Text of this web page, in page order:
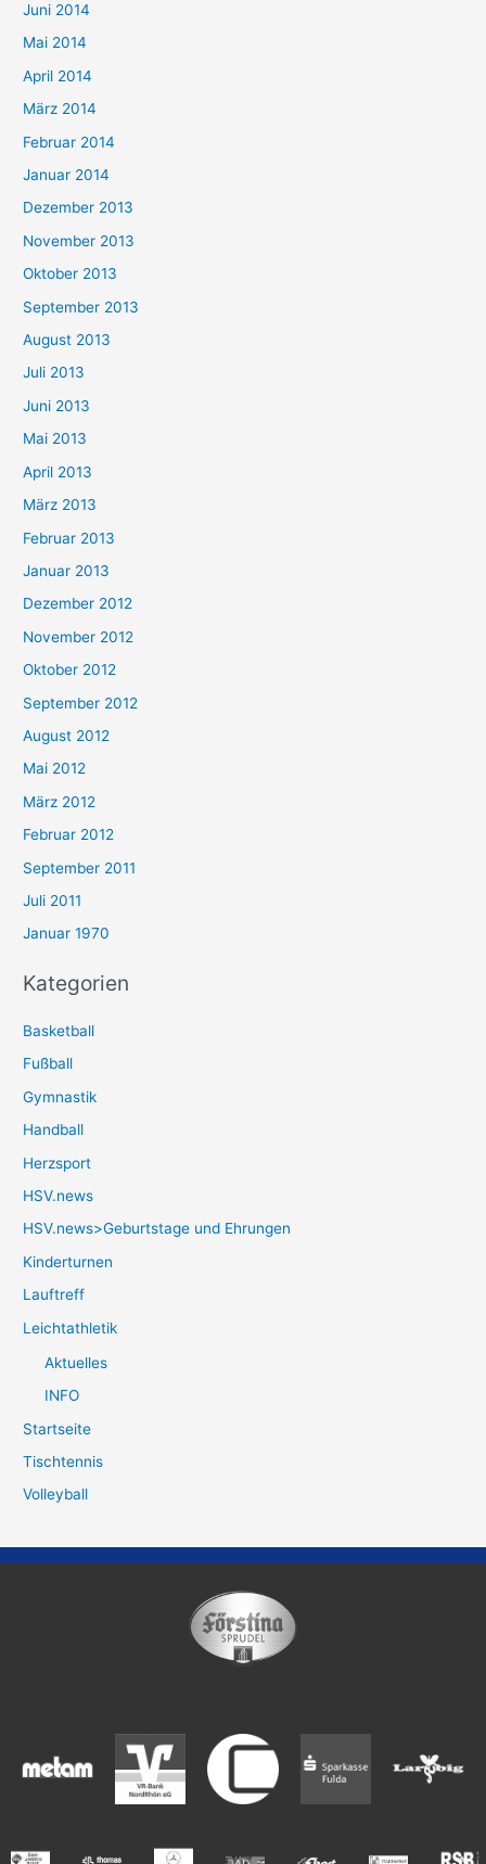
Juni 2014
Mai 2014
April 2014
März 2014
Februar 2014
Januar 2014
Dezember 2013
November 2013
Oktober 2013
September 2013
August 2013
Juli 2013
Juni 2013
Mai 2013
April 2013
März 2013
Februar 2013
Januar 2013
Dezember 2012
November 2012
Oktober 2012
September 2012
August 2012
Mai 2012
März 2012
Februar 2012
September 2011
Juli 2011
Januar 1970
Kategorien
Basketball
Fußball
Gymnastik
Handball
Herzsport
HSV.news
HSV.news>Geburtstage und Ehrungen
Kinderturnen
Lauftreff
Leichtathletik
Aktuelles
INFO
Startseite
Tischtennis
Volleyball